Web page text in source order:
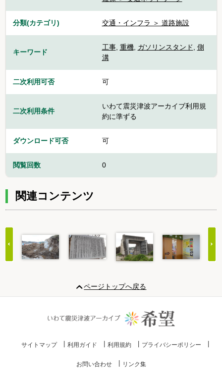
分類(カテゴリ) 交通・インフラ ＞ 道路施設
キーワード
工事, 重機, ガソリンスタンド, 側
溝
二次利用可否 可
二次利用条件
いわて震災津波アーカイブ利用規
約に準ずる
ダウンロード可否 可
閲覧回数 0
関連コンテンツ
20
ページトップへ戻る
サイトマップ 利用ガイド 利用規約 プライバシーポリシー
お問い合わせ リンク集